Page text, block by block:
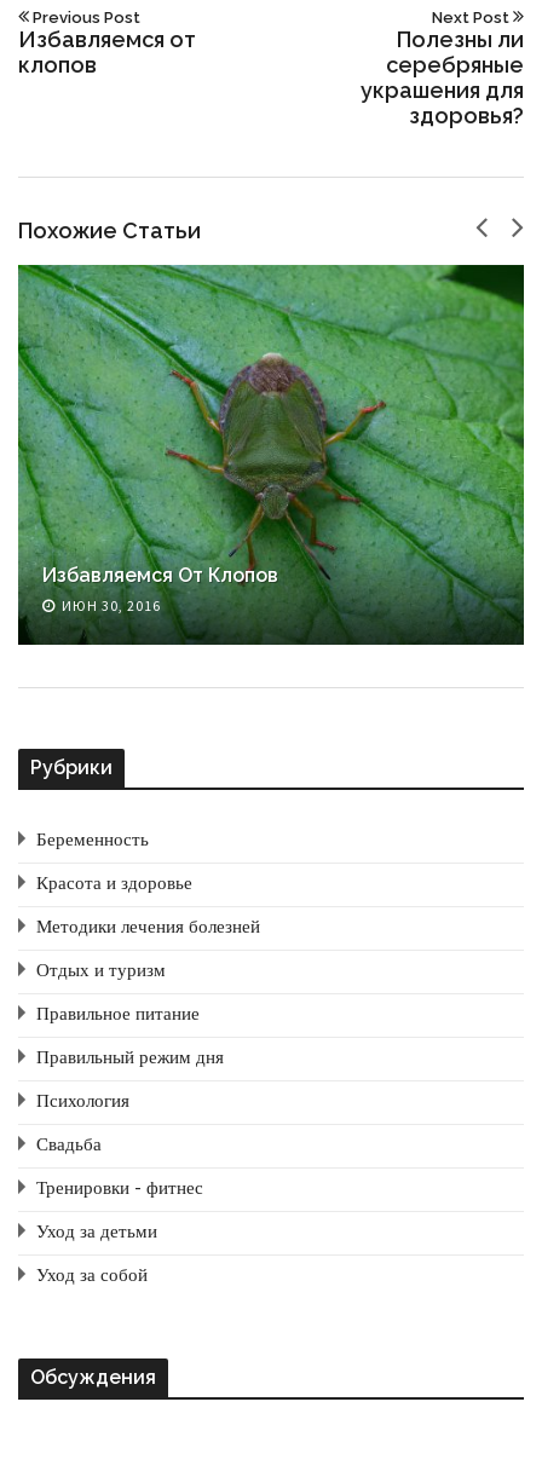
Previous Post
Избавляемся от
клопов
Next Post
Полезны ли
серебряные
украшения для
здоровья?
Похожие Статьи
Избавляемся От Клопов
ИЮН 30, 2016
Рубрики
Беременность
Красота и здоровье
Методики лечения болезней
Отдых и туризм
Правильное питание
Правильный режим дня
Психология
Свадьба
Тренировки - фитнес
Уход за детьми
Уход за собой
Обсуждения